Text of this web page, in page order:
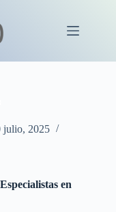
julio, 2025
en